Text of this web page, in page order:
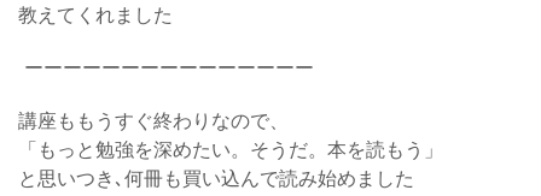
教えてくれました
ーーーーーーーーーーーーーーー
講座ももうすぐ終わりなので、
「もっと勉強を深めたい。そうだ。本を読もう」
と思いつき､何冊も買い込んで読み始めました